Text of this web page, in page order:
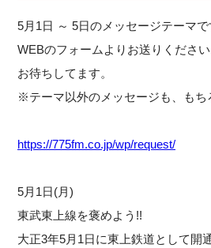
5月1日 ～ 5日のメッセージテーマで
WEBのフォームよりお送りください
お待ちしてます。
※テーマ以外のメッセージも、もち
https://775fm.co.jp/wp/request/
5月1日(月)
東武東上線を褒めよう!!
大正3年5月1日に東上鉄道として開通